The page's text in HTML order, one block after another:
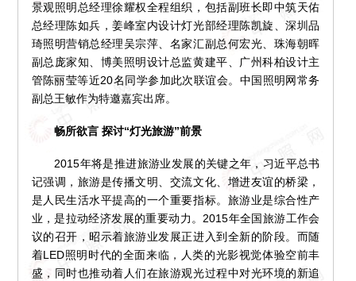
景观照明总经理徐耀权全程组织，包括副班长即中筑天佑
总经理陈如兵，姜峰室内设计灯光部经理陈凯旋、深圳品
琦照明营销总经理吴宗萍、名家汇副总何宏光、珠海朝晖
副总庞家知、博美照明设计总监黄建平、广州科柏设计主
管陈丽莹等近20名同学参加此次联谊会。中国照明网常务
副总王敏作为特邀嘉宾出席。
畅所欲言 探讨“灯光旅游”前景
2015年将是推进旅游业发展的关键之年，习近平总书
记强调，旅游是传播文明、交流文化、增进友谊的桥梁，
是人民生活水平提高的一个重要指标。旅游业是综合性产
业，是拉动经济发展的重要动力。2015年全国旅游工作会
议的召开，昭示着旅游业发展正进入到全新的阶段。而随
着LED照明时代的全面来临，人类的光影视觉体验空前丰
盛，同时也推动着人们在旅游观光过程中对光环境的新追